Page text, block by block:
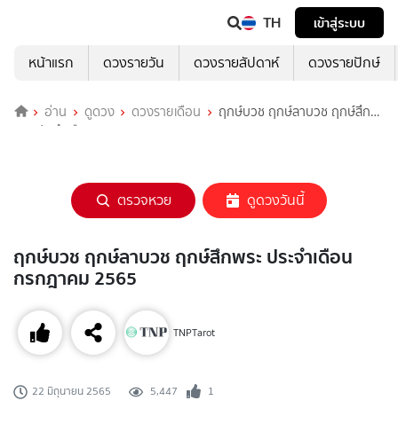
TH
เข้าสู่ระบบ
หน้าแรก
ดวงรายวัน ดวงรายสัปดาห์ ดวงรายปักษ์
อ่าน ดูดวง ดวงรายเดือน
ฤกษ์บวช ฤกษ์ลาบวช ฤกษ์สึก
พระ ประจำเดือนกรกฎาคม 2565
ตรวจหวย ดูดวงวันนี้
ฤกษ์บวช ฤกษ์ลาบวช ฤกษ์สึกพระ ประจำเดือน
กรกฎาคม 2565
TNPTarot
22 มิถุนายน 2565 5,447 1